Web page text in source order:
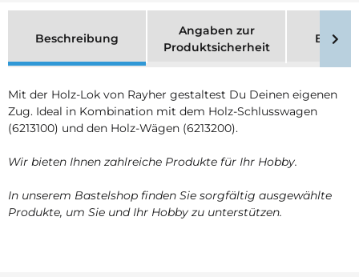
Beschreibung
Angaben zur
Produktsicherheit
Mit der Holz-Lok von Rayher gestaltest Du Deinen eigenen
Zug. Ideal in Kombination mit dem Holz-Schlusswagen
(6213100) und den Holz-Wägen (6213200).
Wir bieten Ihnen zahlreiche Produkte für Ihr Hobby.
In unserem Bastelshop finden Sie sorgfältig ausgewählte
Produkte, um Sie und Ihr Hobby zu unterstützen.